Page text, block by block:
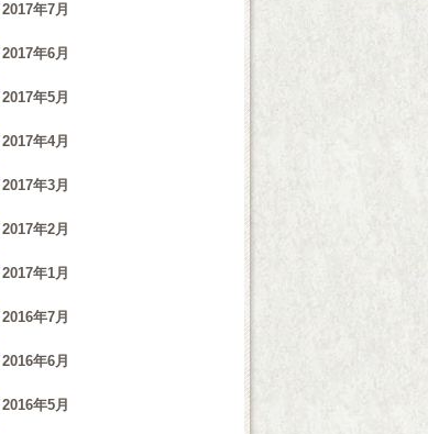
2017年7月
2017年6月
2017年5月
2017年4月
2017年3月
2017年2月
2017年1月
2016年7月
2016年6月
2016年5月